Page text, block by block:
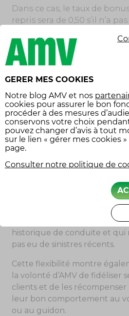
Dans ce cas, le taux de
repris sera de 0,50 s’il n’a pas
que le contrat est toujours
cours.
AVANTAGES DE CETTE
BONUS CHEZ AMV
Le principal avantage de
politique de reprise de bonus
évident : elle permet à l’assuré
bénéficier des meilleures
fonction de son historique
particulièrement bénéfique
les conducteurs ayant un
historique de conduite et qui
pas eu de sinistres récents.
Cette flexibilité montre
la volonté d’AMV de fidéliser
clients et de les
leur bon comportement au
ou au guidon.
GERER MES COOKIES
Notre blog AMV et nos
cookies pour assurer le bon
procéder à des mesures
conservons votre choix
pouvez changer d’avis à tout
sur le lien « gérer mes cookies
page.
Consulter notre politique de